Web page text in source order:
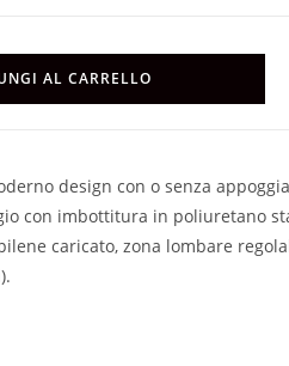
AL CARRELLO
design con o senza
con imbottitura in poliuretano
caricato, zona lombare